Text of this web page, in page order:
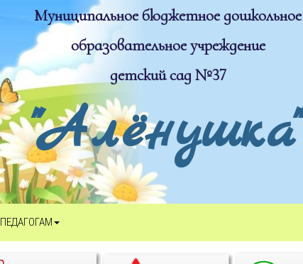
Муниципальное бюджетное дошкольное
образовательное учреждение
детский сад №37
"Алёнушка"
ПЕДАГОГАМ